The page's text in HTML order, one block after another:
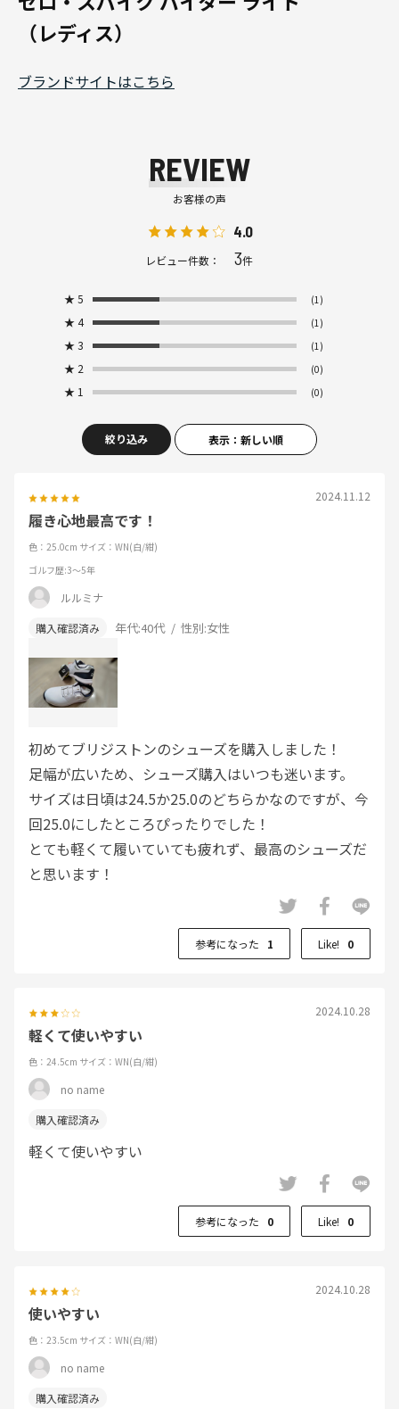
（レディス）
ブランドサイトはこちら
REVIEW
お客様の声
4.0
レビュー件数： 3件
★ 5 (1)
★ 4 (1)
★ 3 (1)
★ 2 (0)
★ 1 (0)
絞り込み 表示：新しい順
2024.11.12
履き心地最高です！
色：25.0cm サイズ：WN(白/紺)
ゴルフ歴:3～5年
ルルミナ
年代:40代 性別:女性
初めてブリジストンのシューズを購入しました！
足幅が広いため、シューズ購入はいつも迷います。
サイズは日頃は24.5か25.0のどちらかなのですが、今
回25.0にしたところぴったりでした！
とても軽くて履いていても疲れず、最高のシューズだ
と思います！
参考になった 1 Like! 0
2024.10.28
軽くて使いやすい
色：24.5cm サイズ：WN(白/紺)
no name
軽くて使いやすい
参考になった 0 Like! 0
2024.10.28
使いやすい
色：23.5cm サイズ：WN(白/紺)
no name